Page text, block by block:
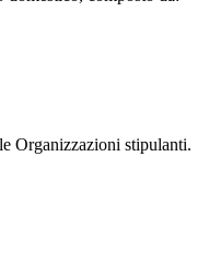
Organizzazioni stipulanti.